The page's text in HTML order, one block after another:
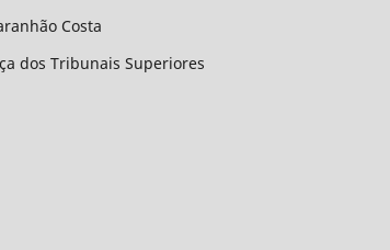
Costa
dos Tribunais Superiores